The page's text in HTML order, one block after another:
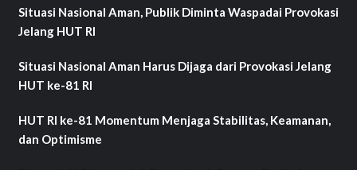
Situasi Nasional Aman, Publik Diminta Waspadai Provokasi
Jelang HUT RI
Situasi Nasional Aman Harus Dijaga dari Provokasi Jelang
HUT ke-81 RI
HUT RI ke-81 Momentum Menjaga Stabilitas, Keamanan,
dan Optimisme